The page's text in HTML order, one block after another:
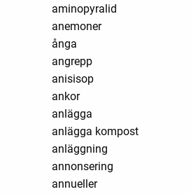
aminopyralid
anemoner
ånga
angrepp
anisisop
ankor
anlägga
anlägga kompost
anläggning
annonsering
annueller